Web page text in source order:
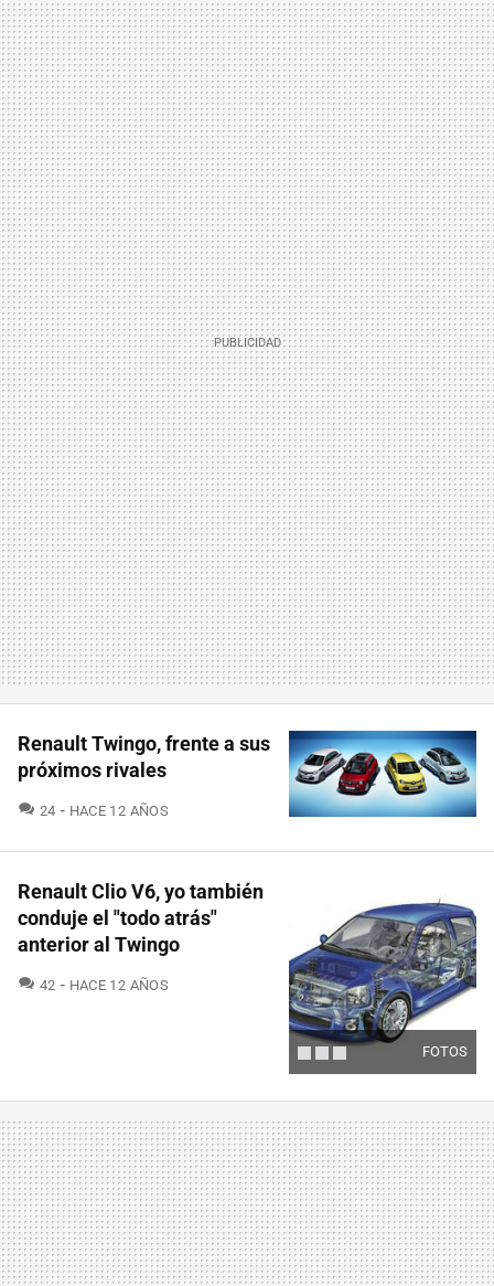
Renault Twingo, frente a sus
próximos rivales
24 COMENTARIOS
HACE 12 AÑOS
FOTOS
Renault Clio V6, yo también
conduje el "todo atrás"
anterior al Twingo
42 COMENTARIOS
HACE 12 AÑOS